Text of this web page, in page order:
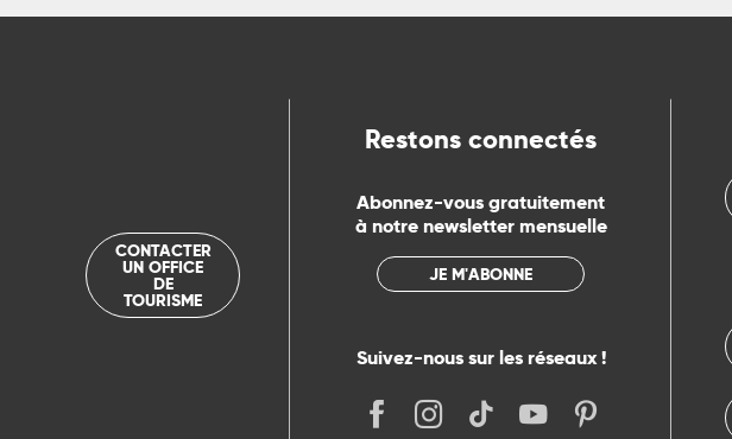
CONTACTER
UN OFFICE
DE
TOURISME
Restons connectés
Abonnez-vous gratuitement
à notre newsletter mensuelle
JE M'ABONNE
Suivez-nous sur les réseaux !